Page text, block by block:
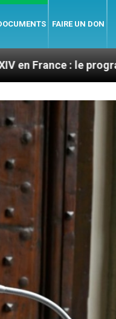
FAIRE UN DON
programme détaillé